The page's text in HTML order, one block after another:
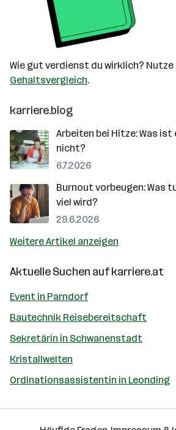
Wie gut verdienst du wirklich? Nutze
Gehaltsvergleich.
karriere.blog
Arbeiten bei Hitze: Was ist
nicht?
6.7.2026
Burnout vorbeugen: Was
viel wird?
29.6.2026
Weitere Artikel anzeigen
Aktuelle Suchen aufkarriere.at
Event in Parndorf
Bautechnik Reisebereitschaft
Sekretärin in Schwanenstadt
Kristallwelten
Ordinationsassistentin in Leonding